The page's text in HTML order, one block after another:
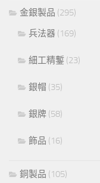
金銀製品 (295)
兵法器 (169)
細工精鏨 (23)
銀帽 (35)
銀牌 (58)
飾品 (16)
銅製品 (105)